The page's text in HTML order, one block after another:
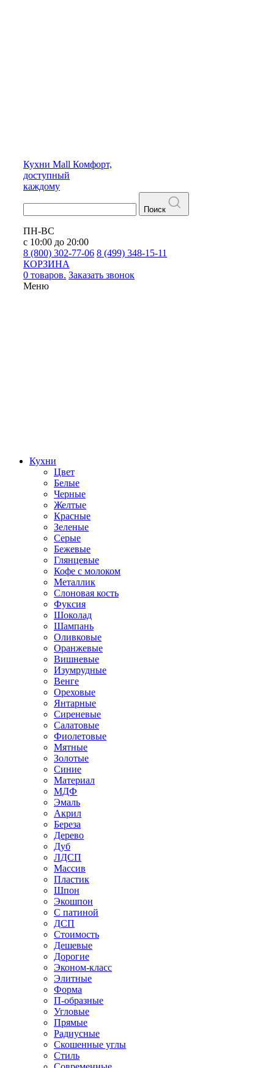
Кухни Mall Комфорт,
доступный
каждому
Поиск
ПН-ВС
с 10:00 до 20:00
8 (800) 302-77-06 8 (499) 348-15-11
КОРЗИНА
0 товаров. Заказать звонок
Меню
Кухни
Цвет
Белые
Черные
Желтые
Красные
Зеленые
Серые
Бежевые
Глянцевые
Кофе с молоком
Металлик
Слоновая кость
Фуксия
Шоколад
Шампань
Оливковые
Оранжевые
Вишневые
Изумрудные
Венге
Ореховые
Янтарные
Сиреневые
Салатовые
Фиолетовые
Мятные
Золотые
Синие
Материал
МДФ
Эмаль
Акрил
Береза
Дерево
Дуб
ЛДСП
Массив
Пластик
Шпон
Экошпон
С патиной
ДСП
Стоимость
Дешевые
Дорогие
Эконом-класс
Элитные
Форма
П-образные
Угловые
Прямые
Радиусные
Скошенные углы
Стиль